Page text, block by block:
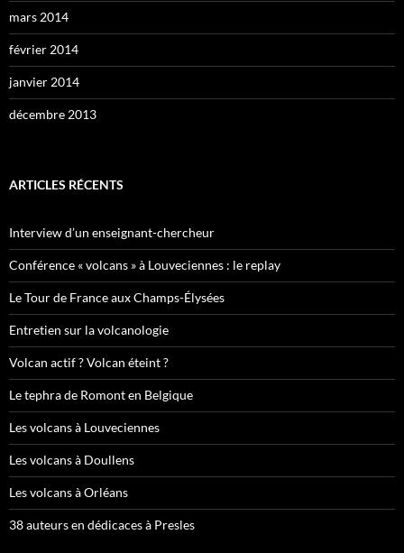
mars 2014
février 2014
janvier 2014
décembre 2013
ARTICLES RÉCENTS
Interview d’un enseignant-chercheur
Conférence « volcans » à Louveciennes : le replay
Le Tour de France aux Champs-Élysées
Entretien sur la volcanologie
Volcan actif ? Volcan éteint ?
Le tephra de Romont en Belgique
Les volcans à Louveciennes
Les volcans à Doullens
Les volcans à Orléans
38 auteurs en dédicaces à Presles